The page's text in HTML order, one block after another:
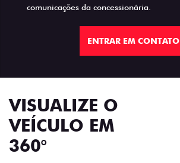
comunicações da concessionária.
ENTRAR EM CONTATO
VISUALIZE O
VEÍCULO EM
360°